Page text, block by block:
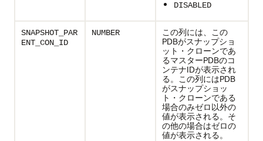
DISABLED
SNAPSHOT_PAR
ENT_CON_ID
NUMBER
この列には、この
PDBがスナップショ
ット・クローンであ
るマスターPDBのコ
ンテナIDが表示され
る。この列にはPDB
がスナップショッ
ト・クローンである
場合のみゼロ以外の
値が表示される。そ
の他の場合はゼロの
値が表示される。